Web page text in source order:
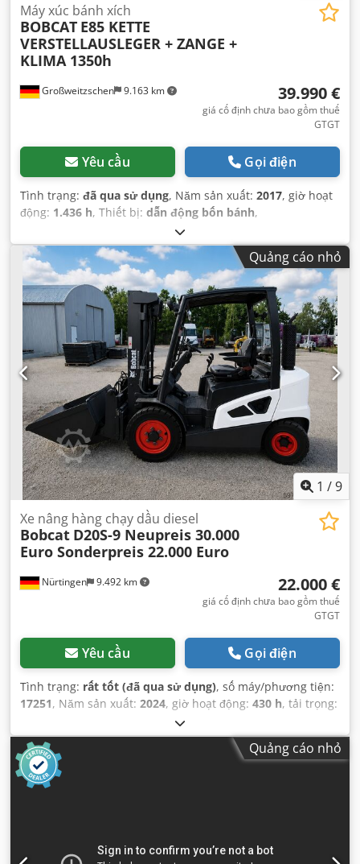
Großweitzschen 9.163 km
Máy xúc bánh xích
BOBCAT E85 KETTE
VERSTELLAUSLEGER + ZANGE +
KLIMA 1350h
39.990 €
giá cố định chưa bao gồm thuế
GTGT
Yêu cầu Gọi điện
Tình trạng: đã qua sử dụng, Năm sản xuất: 2017, giờ hoạt
động: 1.436 h, Thiết bị: dẫn động bốn bánh,
Quảng cáo nhỏ
1 /9
Nürtingen 9.492 km
Xe nâng hàng chạy dầu diesel
Bobcat D20S-9 Neupreis 30.000
Euro Sonderpreis 22.000 Euro
22.000 €
giá cố định chưa bao gồm thuế
GTGT
Yêu cầu Gọi điện
Tình trạng: rất tốt (đã qua sử dụng), số máy/phương tiện:
17251, Năm sản xuất: 2024, giờ hoạt động: 430 h, tải trọng:
4.730 mm
mm, tâm tải trọng:500 mm, loại nhiên liệu:diesel, loại
cột:triplex 2.190 mm , chiều dài càng:
1.050 mm
lốp sau:
Quảng cáo nhỏ